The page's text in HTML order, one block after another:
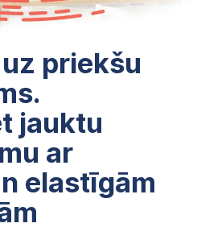
priekšu
jauktu
ar
elastīgām